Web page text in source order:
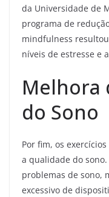
da Universidade de
programa de
mindfulness
níveis de estresse e
Melhora
do Sono
Por fim, os
a qualidade do
problemas de sono,
excessivo de